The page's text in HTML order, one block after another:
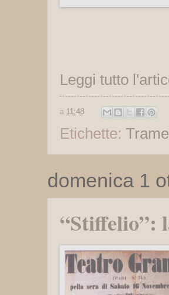
Leggi tutto
a 11:48
Etichette:
domenica 1
“Stiffelio”: